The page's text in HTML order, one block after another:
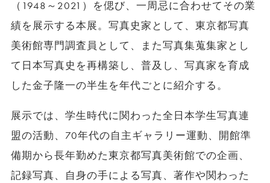
（1948～2021）を偲び、⼀周忌に合わせてその業
績を展⽰する本展。写真史家として、東京都写真
美術館専門調査員として、また写真集蒐集家とし
て⽇本写真史を再構築し、普及し、写真家を育成
した⾦⼦隆⼀の半⽣を年代ごとに紹介する。
展示では、学⽣時代に関わった全⽇本学⽣写真連
盟の活動、70年代の⾃主ギャラリー運動、開館準
備期から⻑年勤めた東京都写真美術館での企画、
記録写真、⾃⾝の⼿による写真、著作や関わった